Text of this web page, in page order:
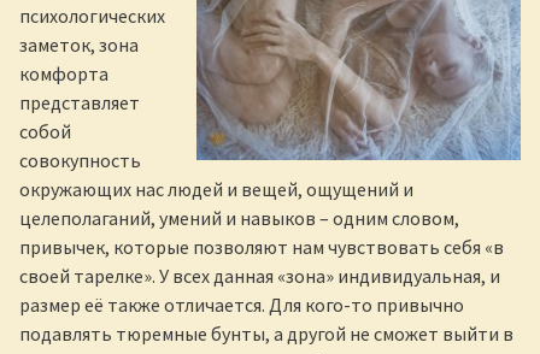
психологических
заметок, зона
комфорта
представляет
собой
совокупность
окружающих нас людей и вещей, ощущений и
целеполаганий, умений и навыков – одним словом,
привычек, которые позволяют нам чувствовать себя «в
своей тарелке». У всех данная «зона» индивидуальная, и
размер её также отличается. Для кого-то привычно
подавлять тюремные бунты, а другой не сможет выйти в